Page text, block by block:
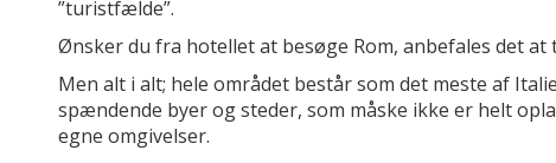
”turistfælde”.
Ønsker du fra hotellet at besøge Rom, anbefales det
Men alt i alt; hele området består som det meste af
spændende byer og steder, som måske ikke er helt
egne omgivelser.